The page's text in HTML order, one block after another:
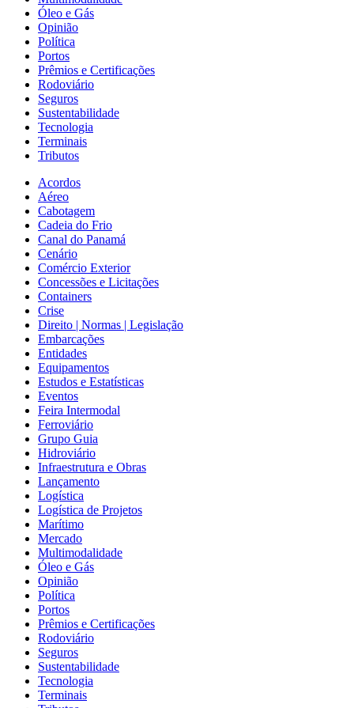
Óleo e Gás
Opinião
Política
Portos
Prêmios e Certificações
Rodoviário
Seguros
Sustentabilidade
Tecnologia
Terminais
Tributos
Acordos
Aéreo
Cabotagem
Cadeia do Frio
Canal do Panamá
Cenário
Comércio Exterior
Concessões e Licitações
Containers
Crise
Direito | Normas | Legislação
Embarcações
Entidades
Equipamentos
Estudos e Estatísticas
Eventos
Feira Intermodal
Ferroviário
Grupo Guia
Hidroviário
Infraestrutura e Obras
Lançamento
Logística
Logística de Projetos
Marítimo
Mercado
Multimodalidade
Óleo e Gás
Opinião
Política
Portos
Prêmios e Certificações
Rodoviário
Seguros
Sustentabilidade
Tecnologia
Terminais